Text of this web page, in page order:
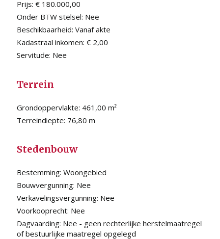
Prijs: € 180.000,00
Onder BTW stelsel: Nee
Beschikbaarheid: Vanaf akte
Kadastraal inkomen: € 2,00
Servitude: Nee
Terrein
Grondoppervlakte: 461,00 m²
Terreindiepte: 76,80 m
Stedenbouw
Bestemming: Woongebied
Bouwvergunning: Nee
Verkavelingsvergunning: Nee
Voorkooprecht: Nee
Dagvaarding: Nee - geen rechterlijke herstelmaatregel
of bestuurlijke maatregel opgelegd